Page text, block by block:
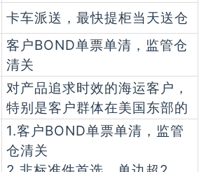
卡车派送，最快提柜当天送仓
客户BOND单票单清，监管仓
清关
对产品追求时效的海运客户，
特别是客户群体在美国东部的
1.客户BOND单票单清，监管
仓清关